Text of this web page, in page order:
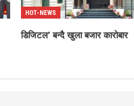
HOT-NEWS
डिजिटल’ बन्दै खुला बजार कारोबार